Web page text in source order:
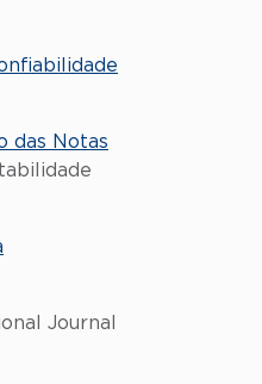
das Notas
Journal